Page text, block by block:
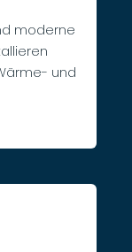
moderne
und